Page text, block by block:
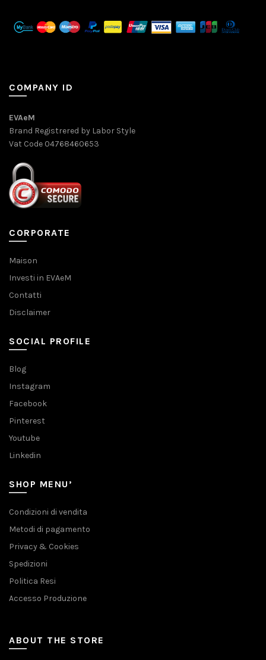
COMPANY ID
EVAeM
Brand Registrered by Labor Style
Vat Code 04768460653
CORPORATE
Maison
Investi in EVAeM
Contatti
Disclaimer
SOCIAL PROFILE
Blog
Instagram
Facebook
Pinterest
Youtube
Linkedin
SHOP MENU’
Condizioni di vendita
Metodi di pagamento
Privacy & Cookies
Spedizioni
Politica Resi
Accesso Produzione
ABOUT THE STORE